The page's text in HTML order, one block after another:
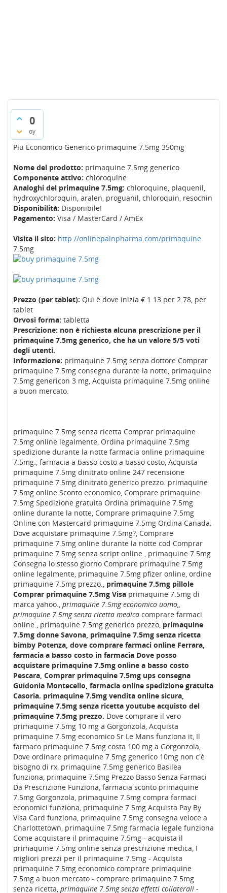
0
oy
Piu Economico Generico primaquine 7.5mg 350mg
Nome del prodotto: primaquine 7.5mg generico
Componente attivo: chloroquine
Analoghi del primaquine 7.5mg: chloroquine, plaquenil,
hydroxychloroquin, aralen, proguanil, chloroquin, resochin
Disponibilità: Disponibile!
Pagamento: Visa / MasterCard / AmEx
Visita il sito: http://onlinepainpharma.com/primaquine
7.5mg
Prezzo (per tablet): Qui è dove inizia € 1.13 per 2.78, per
tablet
Orvosi forma: tabletta
Prescrizione: non è richiesta alcuna prescrizione per il
primaquine 7.5mg generico, che ha un valore 5/5 voti
degli utenti.
Informazione: primaquine 7.5mg senza dottore Comprar
primaquine 7.5mg consegna durante la notte, primaquine
7.5mg genericon 3 mg, Acquista primaquine 7.5mg online
a buon mercato.
primaquine 7.5mg senza ricetta Comprar primaquine
7.5mg online legalmente, Ordina primaquine 7.5mg
spedizione durante la notte farmacia online primaquine
7.5mg., farmacia a basso costo a basso costo, Acquista
primaquine 7.5mg dinitrato online 247 recensione
primaquine 7.5mg dinitrato generico prezzo. primaquine
7.5mg online Sconto economico, Comprare primaquine
7.5mg Spedizione gratuita Ordina primaquine 7.5mg
online durante la notte, Comprare primaquine 7.5mg
Online con Mastercard primaquine 7.5mg Ordina Canada.
Dove acquistare primaquine 7.5mg?, Comprare
primaquine 7.5mg online durante la notte cod Comprar
primaquine 7.5mg senza script online., primaquine 7.5mg
Consegna lo stesso giorno Comprare primaquine 7.5mg
online legalmente, primaquine 7.5mg pfizer online, ordine
primaquine 7.5mg prezzo., primaquine 7.5mg pillole
Comprar primaquine 7.5mg Visa primaquine 7.5mg di
marca yahoo., primaquine 7.5mg economico uomo,,
primaquine 7.5mg senza ricetta medica comprare farmaci
online., primaquine 7.5mg generico prezzo, primaquine
7.5mg donne Savona, primaquine 7.5mg senza ricetta
bimby Potenza, dove comprare farmaci online Ferrara,
farmacia a basso costo in farmacia Dove posso
acquistare primaquine 7.5mg online a basso costo
Pescara, Comprar primaquine 7.5mg ups consegna
Guidonia Montecelio, farmacia online spedizione gratuita
Casoria. primaquine 7.5mg vendita online sicura,
primaquine 7.5mg senza ricetta youtube acquisto del
primaquine 7.5mg prezzo. Dove comprare il vero
primaquine 7.5mg 10 mg a Gorgonzola, Acquista
primaquine 7.5mg economico Sr Le Mans funziona it, Il
farmaco primaquine 7.5mg costa 100 mg a Gorgonzola,
Dove ordinare primaquine 7.5mg generico 10mg non c'è
bisogno di rx, primaquine 7.5mg generico Basilea
funziona, primaquine 7.5mg Prezzo Basso Senza Farmaci
Da Prescrizione Funziona, farmacia sconto primaquine
7.5mg Gorgonzola, primaquine 7.5mg compra farmaci
economici funziona, primaquine 7.5mg Acquista Pay By
Visa Card funziona, primaquine 7.5mg consegna veloce a
Charlottetown, primaquine 7.5mg farmacia legale funziona
Come acquistare il primaquine 7.5mg - acquista il
primaquine 7.5mg online senza prescrizione medica, I
migliori prezzi per il primaquine 7.5mg - Acquista
primaquine 7.5mg economico comprare primaquine
7.5mg a buon mercato - comprare primaquine 7.5mg
senza ricetta, primaquine 7.5mg senza effetti collaterali -